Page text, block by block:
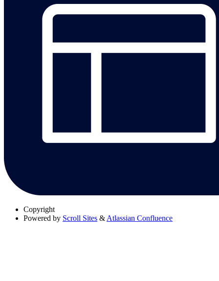
Copyright
Powered by Scroll Sites & Atlassian Confluence